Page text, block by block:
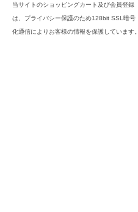
当サイトのショッピングカート及び会員登録
は、プライバシー保護のため128bit SSL暗号
化通信によりお客様の情報を保護しています。